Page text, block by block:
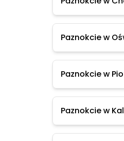
Paznokcie w
Paznokcie w
Paznokcie w